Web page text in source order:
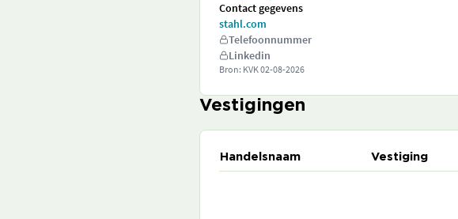
Contact gegevens
stahl.com
Telefoonnummer
Linkedin
Bron: KVK02-08-2026
Vestigingen
Handelsnaam Vestiging